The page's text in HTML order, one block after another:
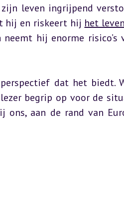
leven ingrijpend
hij en riskeert hij het leven
hij enorme risico’s
dat het biedt.
begrip op voor de
aan de rand van